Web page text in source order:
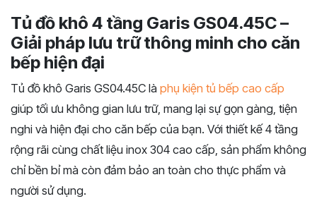
Tủ đồ khô 4 tầng Garis GS04.45C –
Giải pháp lưu trữ thông minh cho căn
bếp hiện đại
Tủ đồ khô Garis GS04.45C là phụ kiện tủ bếp cao cấp
giúp tối ưu không gian lưu trữ, mang lại sự gọn gàng, tiện
nghi và hiện đại cho căn bếp của bạn. Với thiết kế 4 tầng
rộng rãi cùng chất liệu inox 304 cao cấp, sản phẩm không
chỉ bền bỉ mà còn đảm bảo an toàn cho thực phẩm và
người sử dụng.